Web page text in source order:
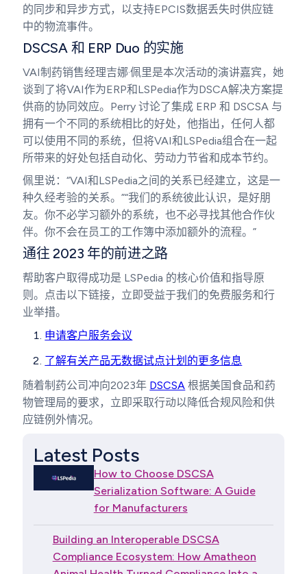
的同步和异步方式，以支持EPCIS数据丢失时供应链
中的物流事件。
DSCSA 和 ERP Duo 的实施
VAI制药销售经理吉娜·佩里是本次活动的演讲嘉宾，她
谈到了将VAI作为ERP和LSPedia作为DSCA解决方案提
供商的协同效应。Perry 讨论了集成 ERP 和 DSCSA 与
拥有一个不同的系统相比的好处，他指出，任何人都
可以使用不同的系统，但将VAI和LSPedia组合在一起
所带来的好处包括自动化、劳动力节省和成本节约。
佩里说：“VAI和LSPedia之间的关系已经建立，这是一
种久经考验的关系。”“我们的系统彼此认识，是好朋
友。你不必学习额外的系统，也不必寻找其他合作伙
伴。你不会在员工的工作簿中添加额外的流程。”
通往 2023 年的前进之路
帮助客户取得成功是 LSPedia 的核心价值和指导原
则。点击以下链接，立即受益于我们的免费服务和行
业举措。
申请客户服务会议
了解有关产品无数据试点计划的更多信息
随着制药公司冲向2023年 DSCSA 根据美国食品和药
物管理局的要求，立即采取行动以降低合规风险和供
应链例外情况。
Latest Posts
How to Choose DSCSA
Serialization Software: A Guide
for Manufacturers
Building an Interoperable DSCSA
Compliance Ecosystem: How Amatheon